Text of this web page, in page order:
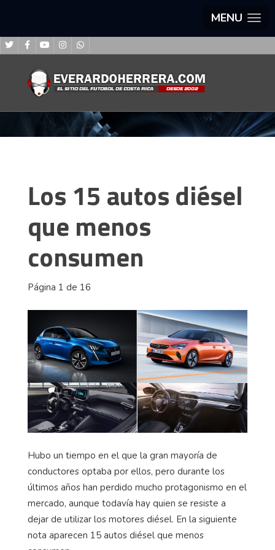
MENU
Los 15 autos diésel
que menos
consumen
Página 1 de 16
Hubo un tiempo en el que la gran mayoría de
conductores optaba por ellos, pero durante los
últimos años han perdido mucho protagonismo en el
mercado, aunque todavía hay quien se resiste a
dejar de utilizar los motores diésel. En la siguiente
nota aparecen 15 autos diésel que menos